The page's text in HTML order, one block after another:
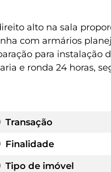
alto na sala
com armários
para instalação
e ronda 24 horas,
Transação
Finalidade
Tipo de imóvel